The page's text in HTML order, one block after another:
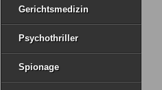
Gerichtsmedizin
Psychothriller
Spionage